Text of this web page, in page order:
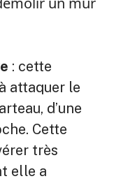
: cette
attaquer le
d’une
Cette
très
elle a